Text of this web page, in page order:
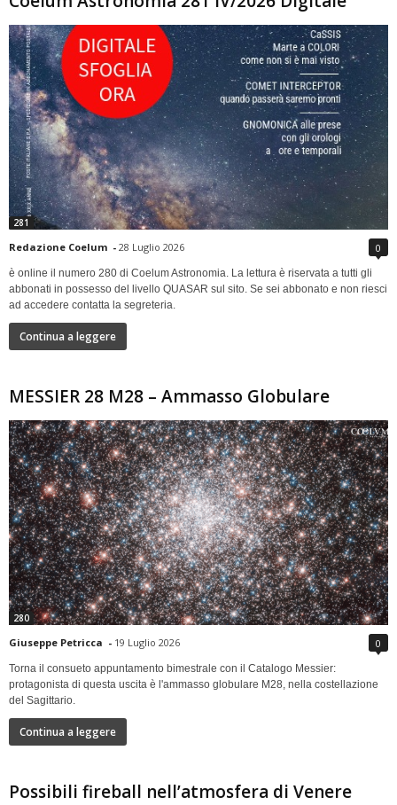
281
Redazione Coelum - 28 Luglio 2026 0
è online il numero 280 di Coelum Astronomia. La lettura è riservata a tutti gli
abbonati in possesso del livello QUASAR sul sito. Se sei abbonato e non riesci
ad accedere contatta la segreteria.
Continua a leggere
MESSIER 28 M28 – Ammasso Globulare
280
Giuseppe Petricca - 19 Luglio 2026 0
Torna il consueto appuntamento bimestrale con il Catalogo Messier:
protagonista di questa uscita è l'ammasso globulare M28, nella costellazione
del Sagittario.
Continua a leggere
Possibili fireball nell’atmosfera di Venere